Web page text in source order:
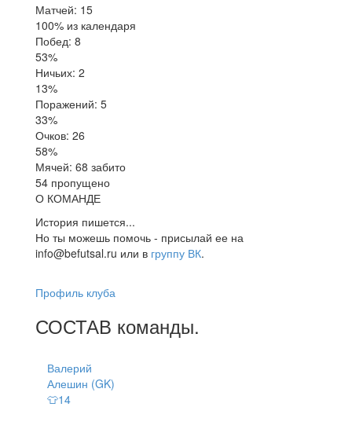
Матчей: 15
100% из календаря
Побед: 8
53%
Ничьих: 2
13%
Поражений: 5
33%
Очков: 26
58%
Мячей: 68 забито
54 пропущено
О КОМАНДЕ
История пишется...
Но ты можешь помочь - присылай ее на
info@befutsal.ru или в группу ВК.
Профиль клуба
СОСТАВ команды.
Валерий
Алешин (GK)
👕14